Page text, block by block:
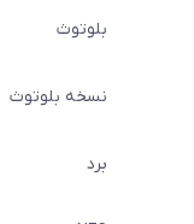
بلوتوث
نسخه بلوتوث
برد